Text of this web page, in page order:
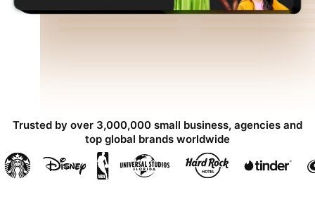
Trusted by over 3,000,000 small business, agencies and
top global brands worldwide